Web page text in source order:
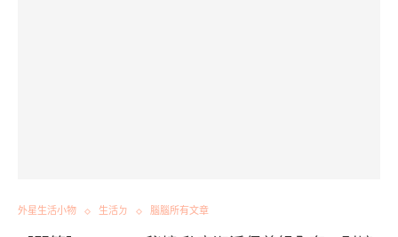
外星生活小物 生活ㄉ 腦腦所有文章